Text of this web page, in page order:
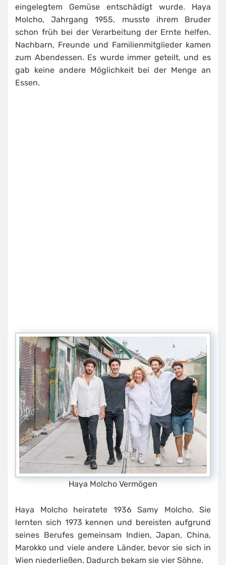
eingelegtem Gemüse entschädigt wurde. Haya
Molcho, Jahrgang 1955, musste ihrem Bruder
schon früh bei der Verarbeitung der Ernte helfen.
Nachbarn, Freunde und Familienmitglieder kamen
zum Abendessen. Es wurde immer geteilt, und es
gab keine andere Möglichkeit bei der Menge an
Essen.
Haya Molcho Vermögen
Haya Molcho heiratete 1936 Samy Molcho. Sie
lernten sich 1973 kennen und bereisten aufgrund
seines Berufes gemeinsam Indien, Japan, China,
Marokko und viele andere Länder, bevor sie sich in
Wien niederließen. Dadurch bekam sie vier Söhne.